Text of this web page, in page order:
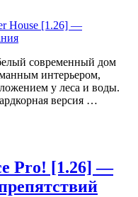
современный дом
интерьером,
у леса и воды.
версия …
Pro! [1.26] —